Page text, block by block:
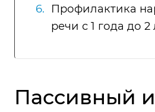
Профилактика
речи с 1 года до 2
Пассивный и